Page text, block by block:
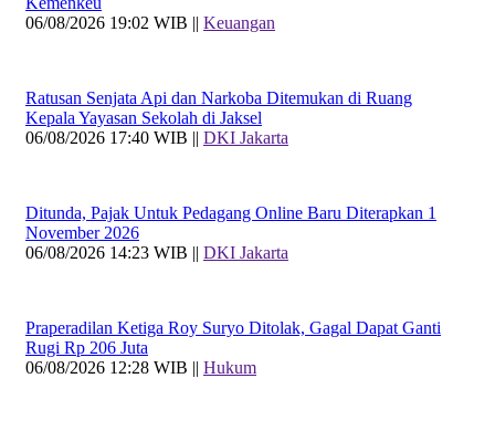
06/08/2026 19:02 WIB || Keuangan
Ratusan Senjata Api dan Narkoba Ditemukan di Ruang
Kepala Yayasan Sekolah di Jaksel
06/08/2026 17:40 WIB || DKI Jakarta
Ditunda, Pajak Untuk Pedagang Online Baru Diterapkan 1
November 2026
06/08/2026 14:23 WIB || DKI Jakarta
Praperadilan Ketiga Roy Suryo Ditolak, Gagal Dapat Ganti
Rugi Rp 206 Juta
06/08/2026 12:28 WIB || Hukum